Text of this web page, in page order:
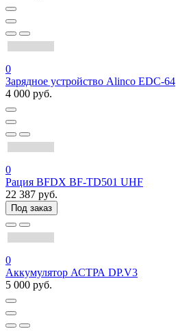
0
Зарядное устройство Alinco EDC-64
4 000 руб.
0
Рация BFDX BF-TD501 UHF
22 387 руб.
Под заказ
0
Аккумулятор АСТРА DP.V3
5 000 руб.